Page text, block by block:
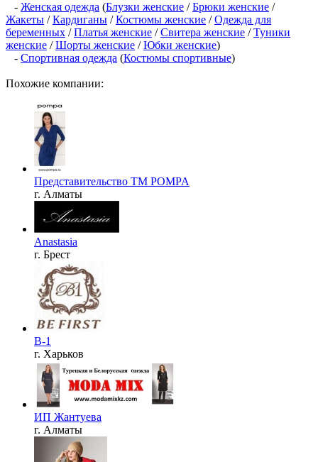
- Женская одежда (Блузки женские /Брюки женские /
Жакеты /Кардиганы /Костюмы женские /Одежда для
беременных /Платья женские /Свитера женские /Туники
женские /Шорты женские /Юбки женские)
- Спортивная одежда (Костюмы спортивные)
Похожие компании:
Представительство ТМ POMPA
г. Алматы
Anastasia
г. Брест
B-1
г. Харьков
ИП Жантуева
г. Алматы